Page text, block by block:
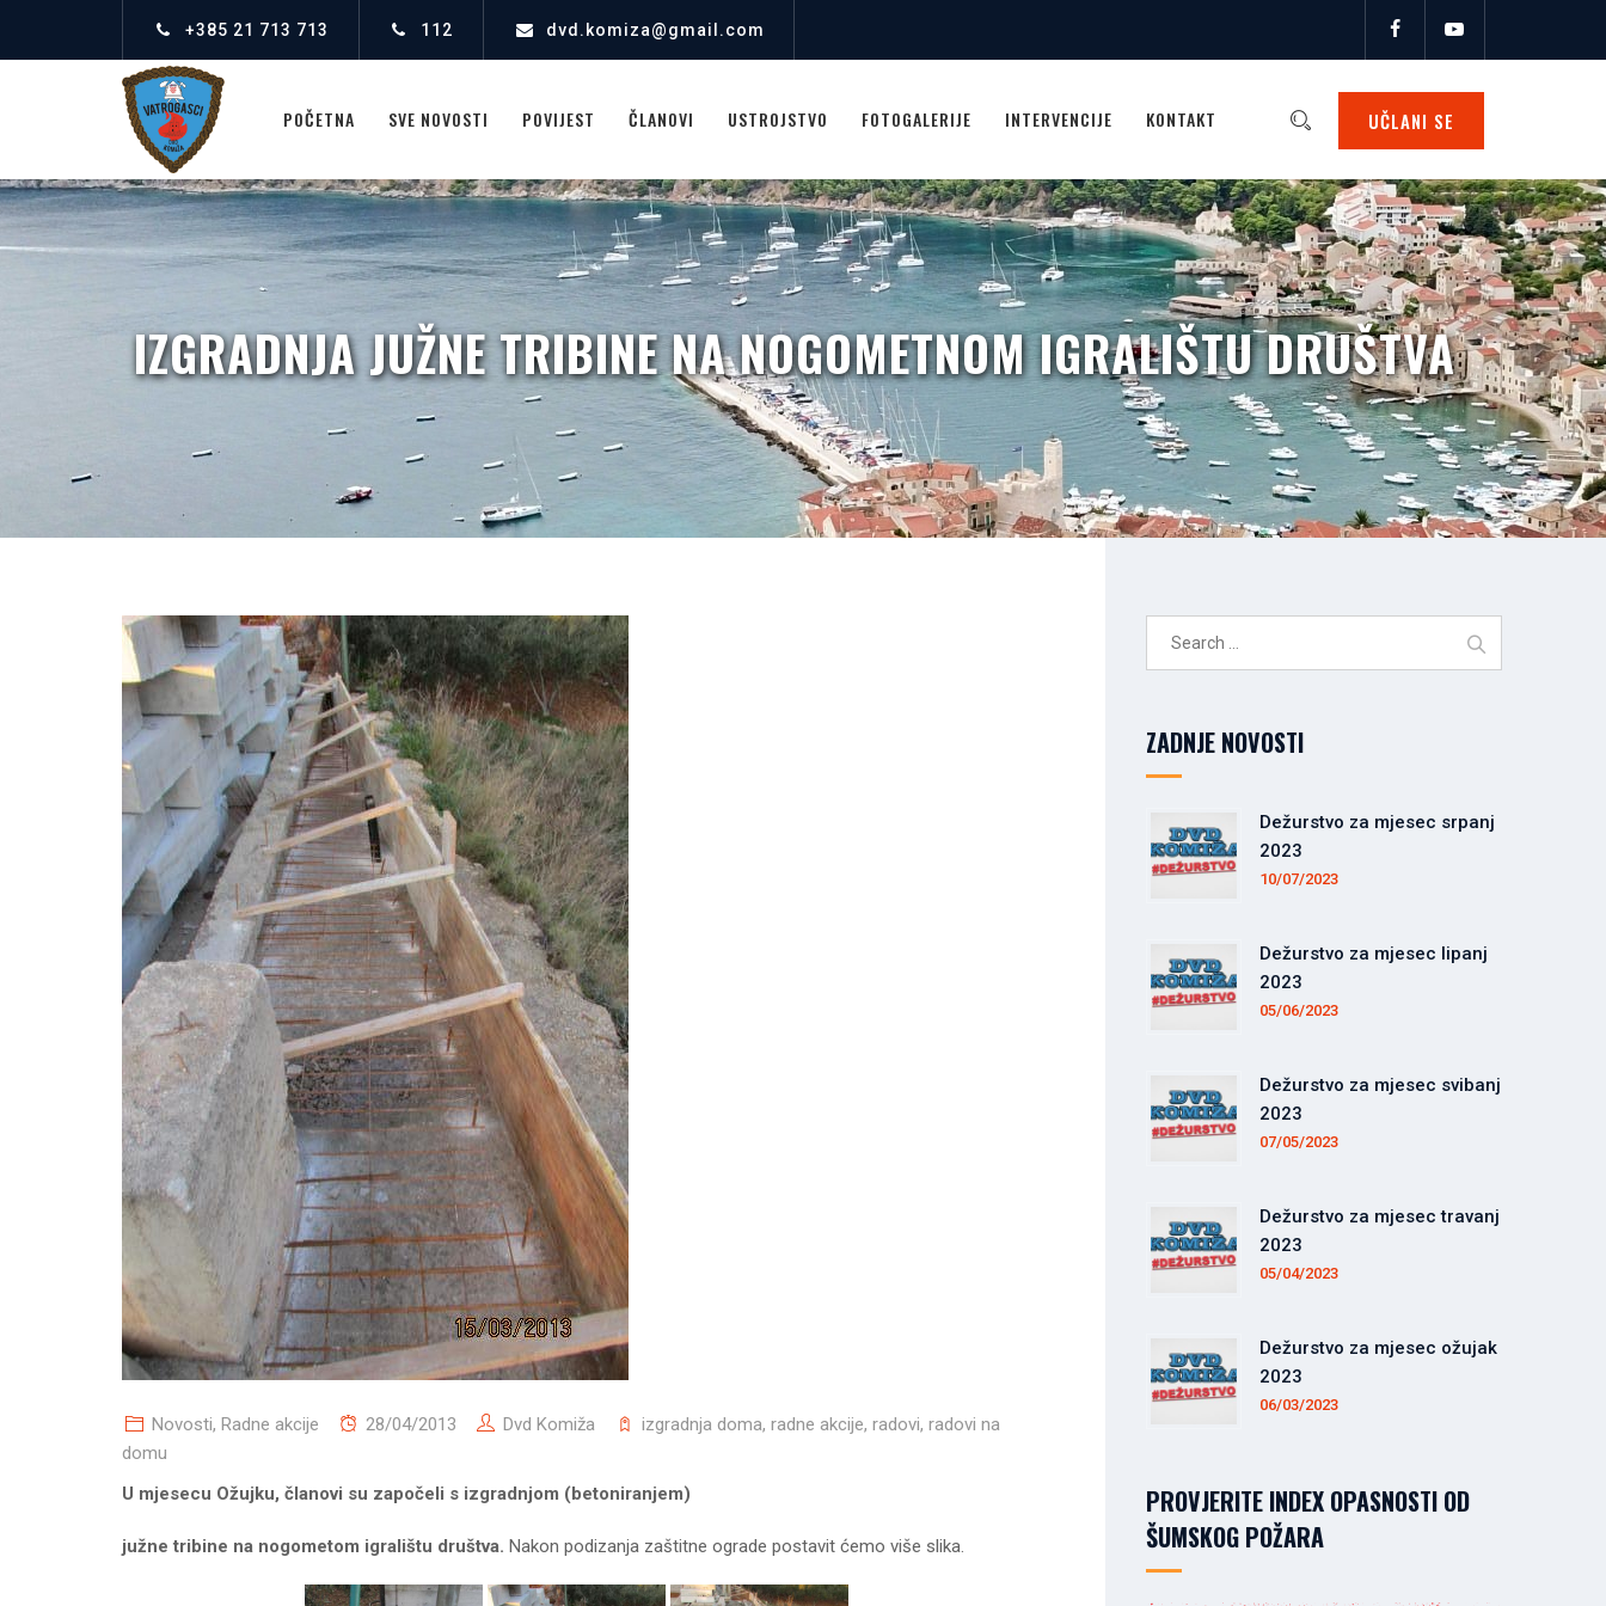
+385 21 713 713 112 dvd.komiza@gmail.com
UČLANI SE
POČETNA SVE NOVOSTI POVIJEST ČLANOVI USTROJSTVO FOTOGALERIJE INTERVENCIJE KONTAKT
IZGRADNJA JUŽNE TRIBINE NA NOGOMETNOM IGRALIŠTU DRUŠTVA
Novosti, Radne akcije 28/04/2013 Dvd Komiža izgradnja doma, radne akcije, radovi, radovi na
domu
U mjesecu Ožujku, članovi su započeli s izgradnjom (betoniranjem)
južne tribine na nogometom igralištu društva. Nakon podizanja zaštitne ograde postavit ćemo više slika.
ZADNJE NOVOSTI
Dežurstvo za mjesec srpanj
2023
10/07/2023
Dežurstvo za mjesec lipanj
2023
05/06/2023
Dežurstvo za mjesec svibanj
2023
07/05/2023
Dežurstvo za mjesec travanj
2023
05/04/2023
Dežurstvo za mjesec ožujak
2023
06/03/2023
PROVJERITE INDEX OPASNOSTI OD
ŠUMSKOG POŽARA